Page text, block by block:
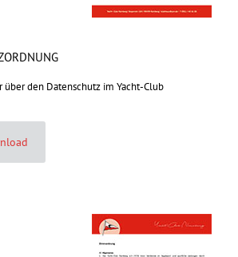
über den Datenschutz im Yacht-Club